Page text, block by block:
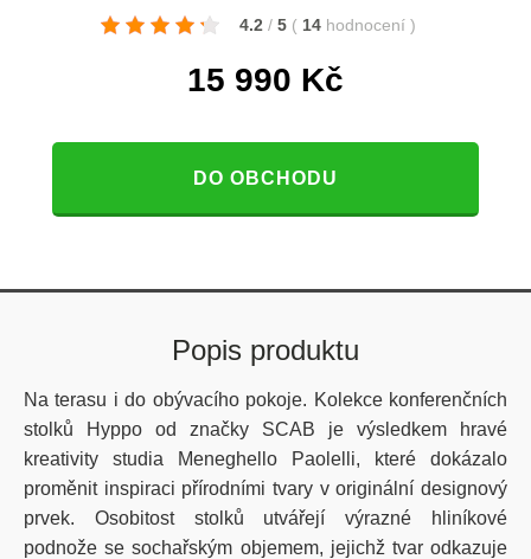
4.2 / 5 ( 14 hodnocení )
15 990 Kč
DO OBCHODU
Popis produktu
Na terasu i do obývacího pokoje. Kolekce konferenčních
stolků Hyppo od značky SCAB je výsledkem hravé
kreativity studia Meneghello Paolelli, které dokázalo
proměnit inspiraci přírodními tvary v originální designový
prvek. Osobitost stolků utvářejí výrazné hliníkové
podnože se sochařským objemem, jejichž tvar odkazuje